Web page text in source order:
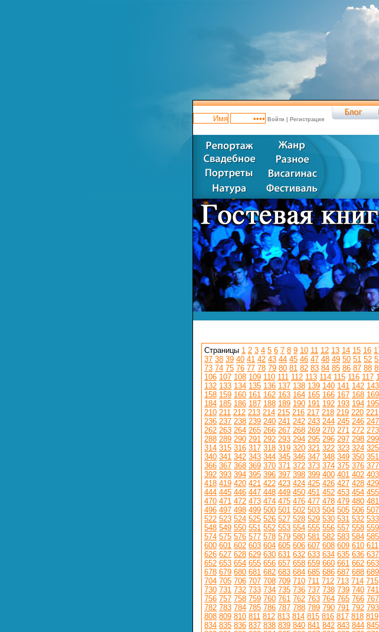
Войти Регистрация
Страницы 1 2 3 4 5 6 7 8 9 10 11 12 13 14 15 16
37 38 39 40 41 42 43 44 45 46 47 48 49 50 51 52
73 74 75 76 77 78 79 80 81 82 83 84 85 86 87 88
106 107 108 109 110 111 112 113 114 115 116 117
132 133 134 135 136 137 138 139 140 141 142 143
158 159 160 161 162 163 164 165 166 167 168 169
184 185 186 187 188 189 190 191 192 193 194 195
210 211 212 213 214 215 216 217 218 219 220 221
236 237 238 239 240 241 242 243 244 245 246 247
262 263 264 265 266 267 268 269 270 271 272 273
288 289 290 291 292 293 294 295 296 297 298 299
314 315 316 317 318 319 320 321 322 323 324 325
340 341 342 343 344 345 346 347 348 349 350 351
366 367 368 369 370 371 372 373 374 375 376 377
392 393 394 395 396 397 398 399 400 401 402 403
418 419 420 421 422 423 424 425 426 427 428 429
444 445 446 447 448 449 450 451 452 453 454 455
470 471 472 473 474 475 476 477 478 479 480 481
496 497 498 499 500 501 502 503 504 505 506 507
522 523 524 525 526 527 528 529 530 531 532 533
548 549 550 551 552 553 554 555 556 557 558 559
574 575 576 577 578 579 580 581 582 583 584 585
600 601 602 603 604 605 606 607 608 609 610 611
626 627 628 629 630 631 632 633 634 635 636 637
652 653 654 655 656 657 658 659 660 661 662 663
678 679 680 681 682 683 684 685 686 687 688 689
704 705 706 707 708 709 710 711 712 713 714 715
730 731 732 733 734 735 736 737 738 739 740 741
756 757 758 759 760 761 762 763 764 765 766 767
782 783 784 785 786 787 788 789 790 791 792 793
808 809 810 811 812 813 814 815 816 817 818 819
834 835 836 837 838 839 840 841 842 843 844 845